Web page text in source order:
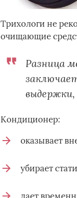
Трихологи не
очищающие
Разница
выдержки,
Кондиционер:
оказывает
убирает